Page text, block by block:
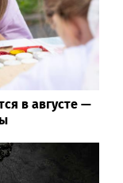
в августе —